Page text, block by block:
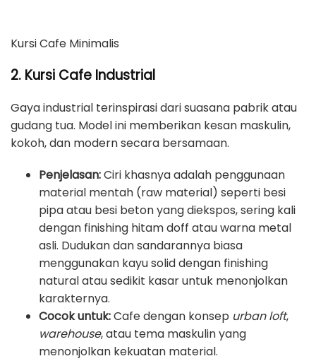
Kursi Cafe Minimalis
2. Kursi Cafe Industrial
Gaya industrial terinspirasi dari suasana pabrik atau
gudang tua. Model ini memberikan kesan maskulin,
kokoh, dan modern secara bersamaan.
Penjelasan:Ciri khasnya adalah penggunaan
material mentah (raw material) seperti besi
pipa atau besi beton yang diekspos, sering kali
dengan finishing hitam doff atau warna metal
asli. Dudukan dan sandarannya biasa
menggunakan kayu solid dengan finishing
natural atau sedikit kasar untuk menonjolkan
karakternya.
Cocok untuk:Cafe dengan konsep urban loft,
warehouse, atau tema maskulin yang
menonjolkan kekuatan material.